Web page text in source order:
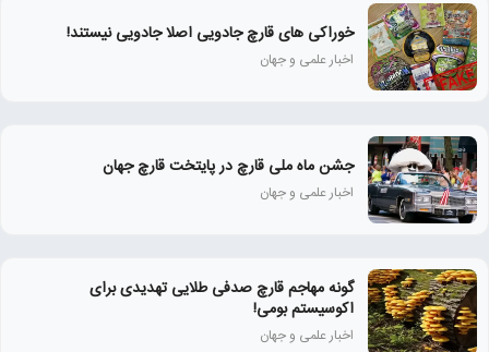
خوراکی های قارچ جادویی اصلا جادویی نیستند!
اخبار علمی و جهان
جشن ماه ملی قارچ در پایتخت قارچ جهان
اخبار علمی و جهان
گونه مهاجم قارچ صدفی طلایی تهدیدی برای
اکوسیستم بومی!
اخبار علمی و جهان